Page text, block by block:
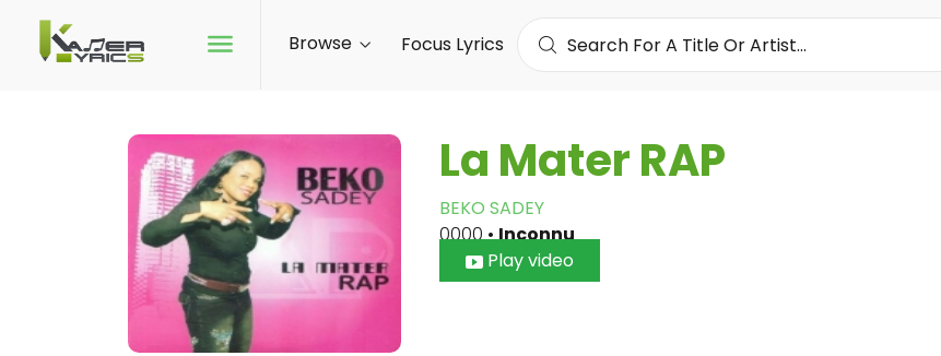
Browse Focus Lyrics
La Mater RAP
BEKO SADEY
0000•Inconnu
Play video